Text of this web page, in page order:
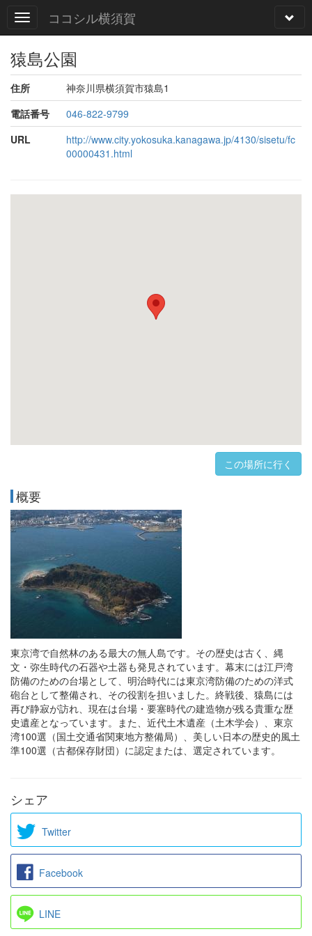
ココシル横須賀
猿島公園
住所
神奈川県横須賀市猿島1
電話番号
046-822-9799
URL
http://www.city.yokosuka.kanagawa.jp/4130/sisetu/fc
00000431.html
この場所に行く
概要
東京湾で自然林のある最大の無人島です。その歴史は古く、縄
文・弥生時代の石器や土器も発見されています。幕末には江戸湾
防備のための台場として、明治時代には東京湾防備のための洋式
砲台として整備され、その役割を担いました。終戦後、猿島には
再び静寂が訪れ、現在は台場・要塞時代の建造物が残る貴重な歴
史遺産となっています。また、近代土木遺産（土木学会）、東京
湾100選（国土交通省関東地方整備局）、美しい日本の歴史的風土
準100選（古都保存財団）に認定または、選定されています。
シェア
Twitter
Facebook
LINE